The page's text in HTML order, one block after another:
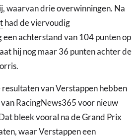
waarvan drie overwinningen. Na
had de viervoudig
achterstand van 104 punten op
hij nog maar 36 punten achter de
van Verstappen hebben
RacingNews365 voor nieuw
bleek vooral na de Grand Prix
waar Verstappen een